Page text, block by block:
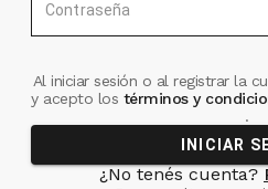
Contraseña
Al iniciar sesión o al registrar la
y acepto los términos y
.
INICIAR
¿No tenés cuenta?